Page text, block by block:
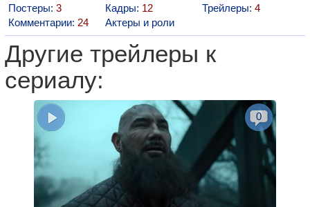
Постеры: 3 Кадры: 12 Трейлеры: 4
Комментарии: 24 Актеры и роли
Другие трейлеры к
сериалу:
0